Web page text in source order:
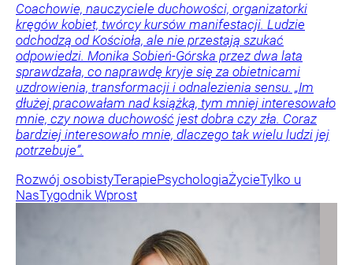
Coachowie, nauczyciele duchowości, organizatorki
kręgów kobiet, twórcy kursów manifestacji. Ludzie
odchodzą od Kościoła, ale nie przestają szukać
odpowiedzi. Monika Sobień-Górska przez dwa lata
sprawdzała, co naprawdę kryje się za obietnicami
uzdrowienia, transformacji i odnalezienia sensu. „Im
dłużej pracowałam nad książką, tym mniej interesowało
mnie, czy nowa duchowość jest dobra czy zła. Coraz
bardziej interesowało mnie, dlaczego tak wielu ludzi jej
potrzebuje”.
Rozwój osobistyTerapiePsychologiaŻycieTylko u
NasTygodnik Wprost